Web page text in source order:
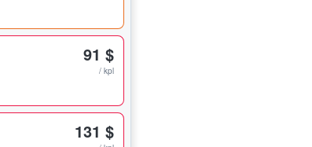
91 $
/ kpl
131 $